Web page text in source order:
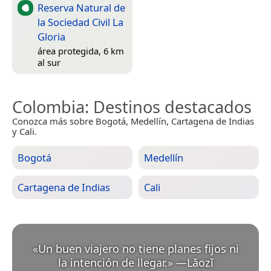
Reserva Natural de
la Sociedad Civil La
Gloria
área protegida, 6 km
al sur
Colombia: Destinos destacados
Conozca más sobre Bogotá, Medellín, Cartagena de Indias
y Cali.
Bogotá Medellín
Cartagena de Indias Cali
«Un buen viajero no tiene planes fijos ni
la intención de llegar.» —Lǎozǐ